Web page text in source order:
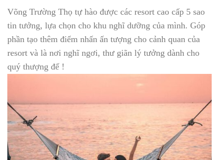
Võng Trường Thọ tự hào được các resort cao cấp 5 sao
tin tưởng, lựa chọn cho khu nghĩ dưỡng của mình. Góp
phần tạo thêm điểm nhấn ấn tượng cho cảnh quan của
resort và là nơi nghĩ ngơi, thư giãn lý tưởng dành cho
quý thượng đế !